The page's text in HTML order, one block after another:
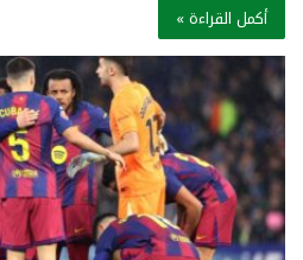
أكمل القراءة »